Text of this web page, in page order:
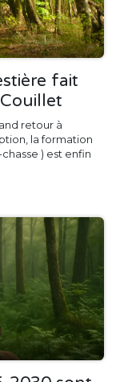
fait
retour à
la formation
) est enfin